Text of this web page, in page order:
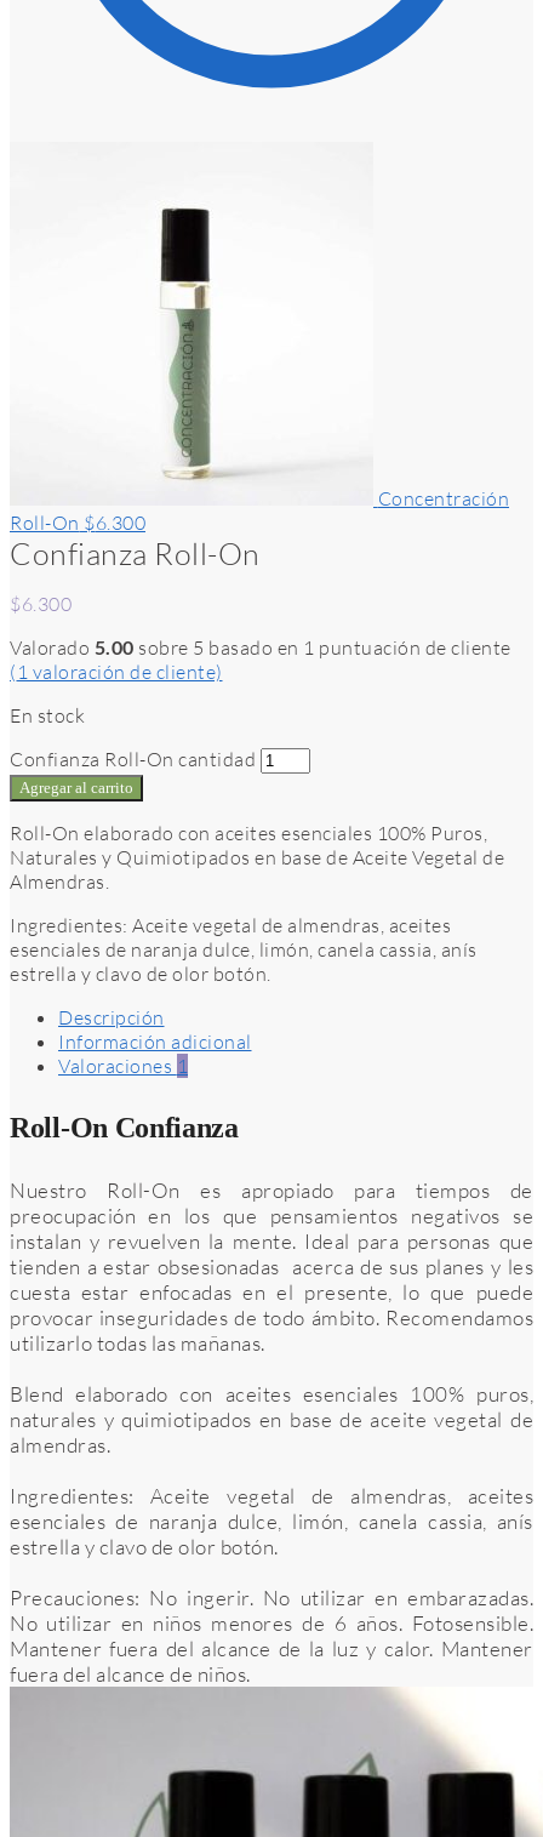
Concentración
Roll-On $6.300
Confianza Roll-On
$6.300
Valorado 5.00 sobre 5 basado en 1 puntuación de cliente
( 1 valoración de cliente)
En stock
Confianza Roll-On cantidad
Agregar al carrito
Roll-On elaborado con aceites esenciales 100% Puros,
Naturales y Quimiotipados en base de Aceite Vegetal de
Almendras.
Ingredientes: Aceite vegetal de almendras, aceites
esenciales de naranja dulce, limón, canela cassia, anís
estrella y clavo de olor botón.
Descripción
Información adicional
Valoraciones 1
Roll-On Confianza
Nuestro Roll-On es apropiado para tiempos de
preocupación en los que pensamientos negativos se
instalan y revuelven la mente. Ideal para personas que
tienden a estar obsesionadas acerca de sus planes y les
cuesta estar enfocadas en el presente, lo que puede
provocar inseguridades de todo ámbito. Recomendamos
utilizarlo todas las mañanas.
Blend elaborado con aceites esenciales 100% puros,
naturales y quimiotipados en base de aceite vegetal de
almendras.
Ingredientes: Aceite vegetal de almendras, aceites
esenciales de naranja dulce, limón, canela cassia, anís
estrella y clavo de olor botón.
Precauciones: No ingerir. No utilizar en embarazadas.
No utilizar en niños menores de 6 años. Fotosensible.
Mantener fuera del alcance de la luz y calor. Mantener
fuera del alcance de niños.